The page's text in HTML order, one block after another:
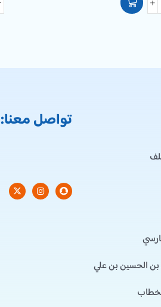
بن الحسين بن علي
تواصل معنا: